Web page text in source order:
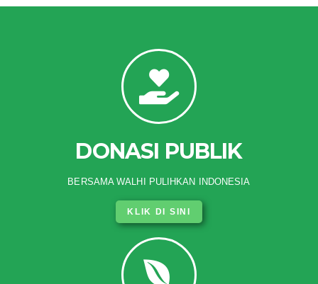
DONASI PUBLIK
BERSAMA WALHI PULIHKAN INDONESIA
KLIK DI SINI